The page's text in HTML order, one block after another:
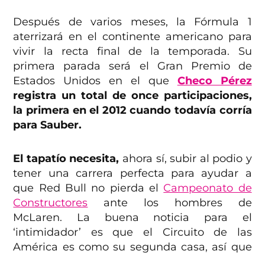
Después de varios meses, la Fórmula 1
aterrizará en el continente americano para
vivir la recta final de la temporada. Su
primera parada será el Gran Premio de
Estados Unidos en el que Checo Pérez
registra un total de once participaciones,
la primera en el 2012 cuando todavía corría
para Sauber.
El tapatío necesita, ahora sí, subir al podio y
tener una carrera perfecta para ayudar a
que Red Bull no pierda el Campeonato de
Constructores ante los hombres de
McLaren. La buena noticia para el
‘intimidador’ es que el Circuito de las
América es como su segunda casa, así que